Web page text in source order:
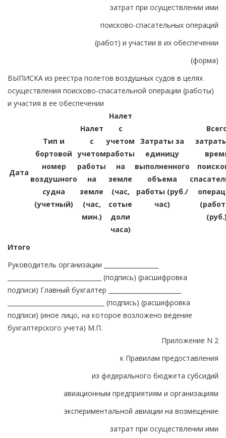
затрат при осуществлении ими
поисково-спасательных операций
(работ) и участии в их обеспечении
(форма)
ВЫПИСКА из реестра полетов воздушных судов в целях
осуществления поисково-спасательной операции (работы)
и участия в ее обеспечении
Дата
Тип и
бортовой
номер
воздушного
судна
(учетный)
Налет
с
учетом
работы
на
земле
(час,
мин.)
Налет
с
учетом
работы
на
земле
(час,
сотые
доли
часа)
Затраты за
единицу
выполненного
объема
работы (руб./
час)
Итого
Руководитель организации __________________
_______________________________ (подпись) (расшифровка
подписи) Главный бухгалтер ________________________
________________________________ (подпись) (расшифровка
подписи) (иное лицо, на которое возложено ведение
бухгалтерского учета) М.П.
Приложение N 2
к Правилам предоставления
из федерального бюджета субсидий
авиационным предприятиям и организациям
экспериментальной авиации на возмещение
затрат при осуществлении ими